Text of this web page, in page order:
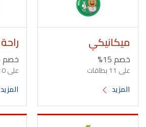
ميكانيكي
خصم 15%
على 11 بطاقات
المزيد
راحة
خصم 15%
على 10 بطاقات
المزيد